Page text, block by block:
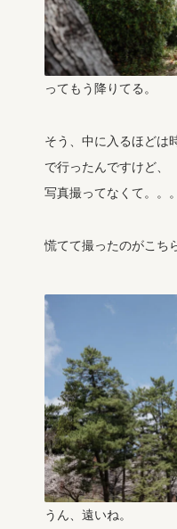
ってもう降りてる。
そう、中に入るほどは
で行ったんですけど、
写真撮ってなくて。。。
慌てて撮ったのがこち
うん、遠いね。